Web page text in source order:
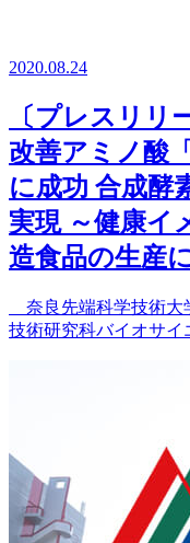
2020.08.24
〔プレスリリ
改善アミノ酸
に成功 合成酵
実現 ～健康イ
造食品の生産
奈良先端科学技術大
技術研究科バイオサイ